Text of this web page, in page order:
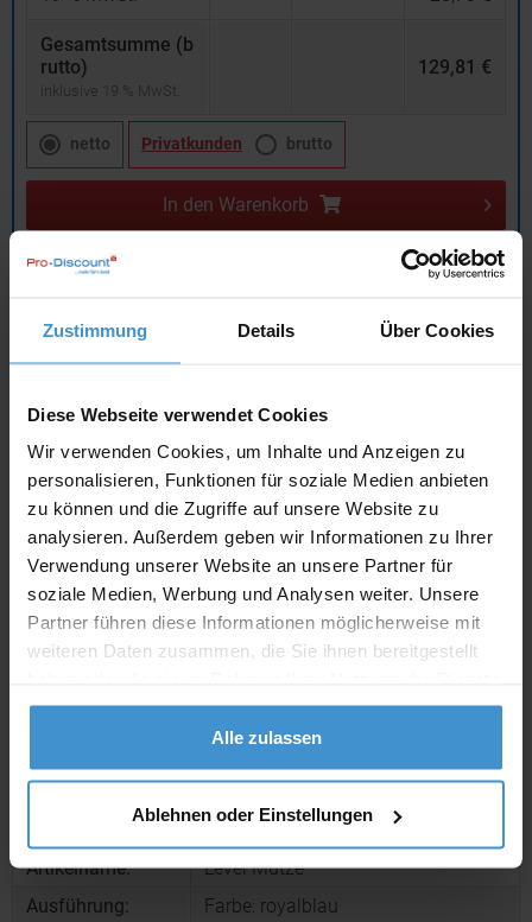
Zustimmung Details Über Cookies
Diese Webseite verwendet Cookies
Wir verwenden Cookies, um Inhalte und Anzeigen zu
personalisieren, Funktionen für soziale Medien anbieten
zu können und die Zugriffe auf unsere Website zu
analysieren. Außerdem geben wir Informationen zu Ihrer
Verwendung unserer Website an unsere Partner für
soziale Medien, Werbung und Analysen weiter. Unsere
Partner führen diese Informationen möglicherweise mit
weiteren Daten zusammen, die Sie ihnen bereitgestellt
gesammelt haben.
Alle zulassen
Ablehnen oder Einstellungen
Gesamtsumme (b
rutto)
inklusive 19 % MwSt.
129,81 €
netto Privatkunden brutto
In den Warenkorb
Individuelle Anfrage
Lieferzeiten
Artikel mit Werbeanbringung: ca. 10 Werktage
Muster mit Ihrer
Werbeanbringung zur Freigabe
der Produktion:
ca. 10 Werktage
Artikel ohne Werbeanbringung: ca. 3 - 5 Werktage
Muster: ca. 3 - 5 Werktage
Produktinformationen zu diesem Werbeartikel
Artikelname:
Level Mütze
Ausführung:
Farbe: royalblau